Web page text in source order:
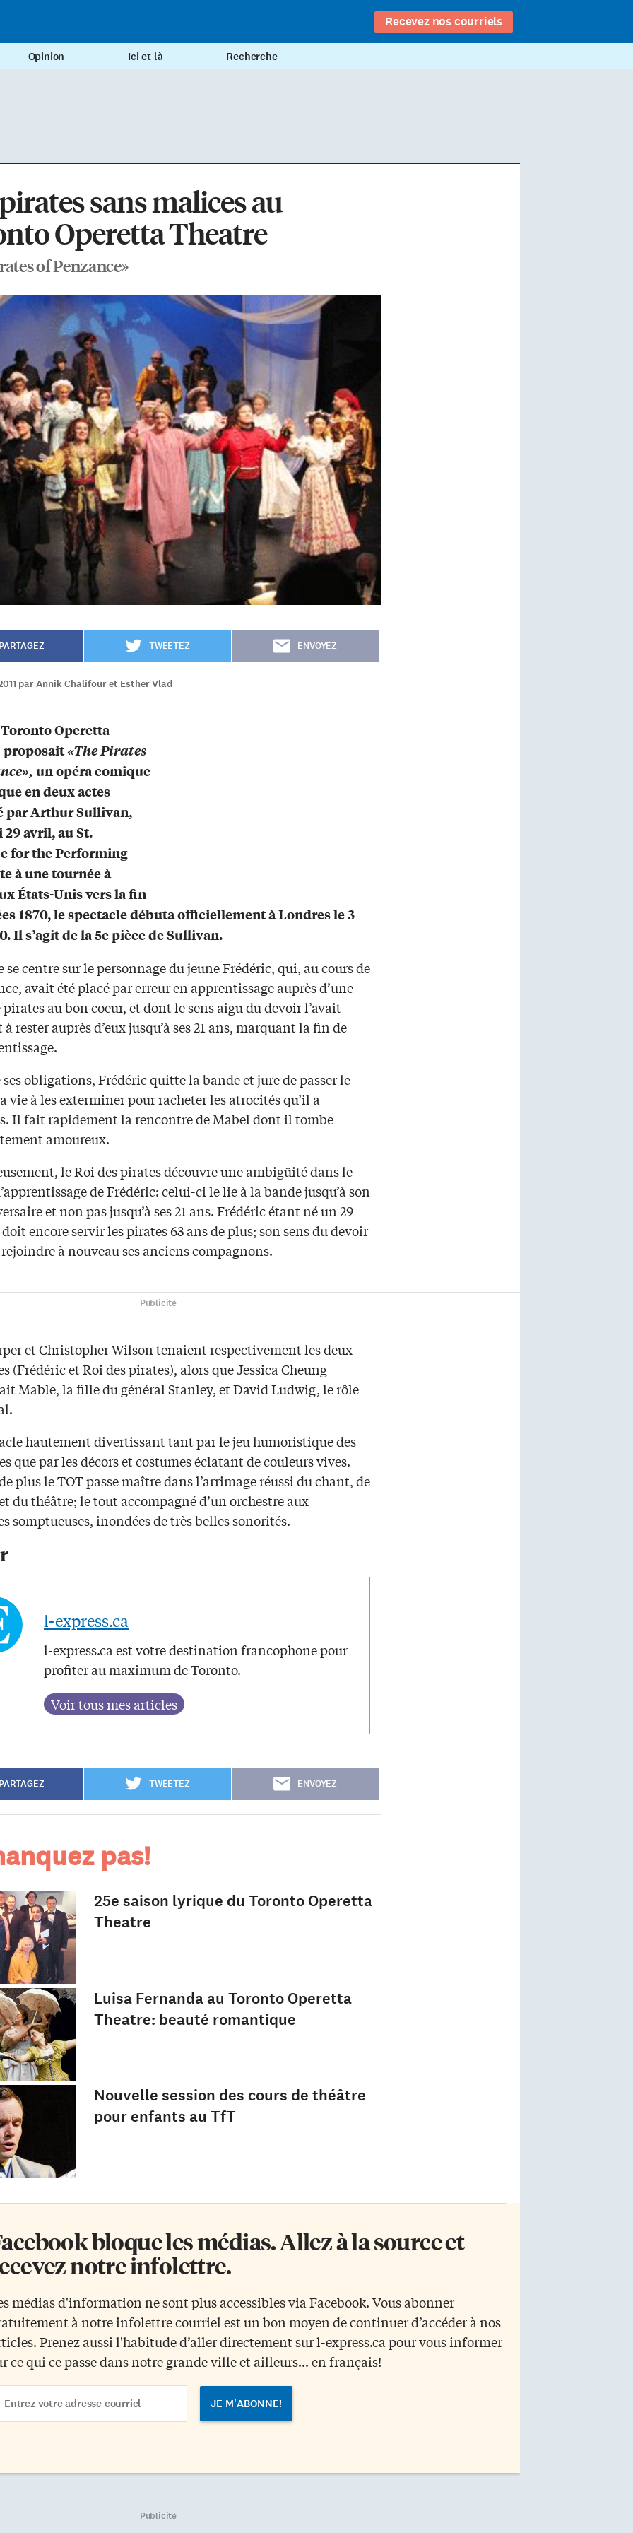
Recevez nos courriels
Opinion Ici et là Recherche
sans malices au
Operetta Theatre
of Penzance»
TWEETEZ ENVOYEZ
par Annik Chalifour et Esther Vlad
Operetta
proposait«The Pirates
un opéra comique
en deux actes
par Arthur Sullivan,
avril, au St.
for the Performing
à une tournée à
États-Unis vers la fin
1870, le spectacle débuta officiellement à Londres le 3
Il s’agit de la 5e pièce de Sullivan.
se centre sur le personnage du jeune Frédéric, qui, au cours de
avait été placé par erreur en apprentissage auprès d’une
au bon coeur, et dont le sens aigu du devoir l’avait
rester auprès d’eux jusqu’à ses 21 ans, marquant la fin de
ses obligations, Frédéric quitte la bande et jure de passer le
vie à les exterminer pour racheter les atrocités qu’il a
Il fait rapidement la rencontre de Mabel dont il tombe
amoureux.
le Roi des pirates découvre une ambigüité dans le
de Frédéric: celui-ci le lie à la bande jusqu’à son
et non pas jusqu’à ses 21 ans. Frédéric étant né un 29
encore servir les pirates 63 ans de plus; son sens du devoir
à nouveau ses anciens compagnons.
Publicité
et Christopher Wilson tenaient respectivement les deux
(Frédéric et Roi des pirates), alors que Jessica Cheung
Mable, la fille du général Stanley, et David Ludwig, le rôle
hautement divertissant tant par le jeu humoristique des
que par les décors et costumes éclatant de couleurs vives.
plus le TOT passe maître dans l’arrimage réussi du chant, de
du théâtre; le tout accompagné d’un orchestre aux
somptueuses, inondées de très belles sonorités.
l-express.ca
l-express.ca est votre destination francophone pour
profiter au maximum de Toronto.
TWEETEZ ENVOYEZ
pas!
25e saison lyrique du Toronto Operetta
Theatre
Luisa Fernanda au Toronto Operetta
Theatre: beauté romantique
Nouvelle session des cours de théâtre
pour enfants au TfT
bloque les médias. Allez à la source et
notre infolettre.
médias d'information ne sont plus accessibles via Facebook. Vous abonner
à notre infolettre courriel est un bon moyen de continuer d’accéder à nos
Prenez aussi l'habitude d’aller directement sur l-express.ca pour vous informer
ce qui ce passe dans notre grande ville et ailleurs... en français!
Publicité